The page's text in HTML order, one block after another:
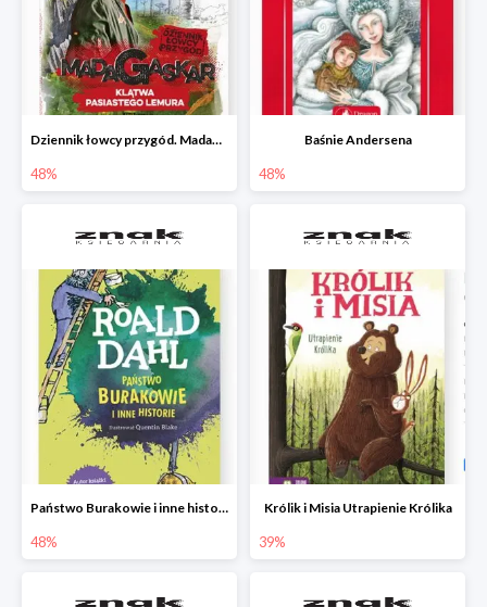
Dziennik łowcy przygód. Madagaskar. Klątwa pasiastego lemura
48%
Baśnie Andersena
48%
Państwo Burakowie i inne historie
48%
Królik i Misia Utrapienie Królika
39%